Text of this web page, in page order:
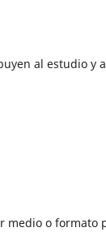
al estudio y
o formato